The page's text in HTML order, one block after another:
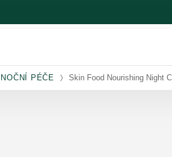
NOČNÍ PÉČE Skin Food Nourishing Night